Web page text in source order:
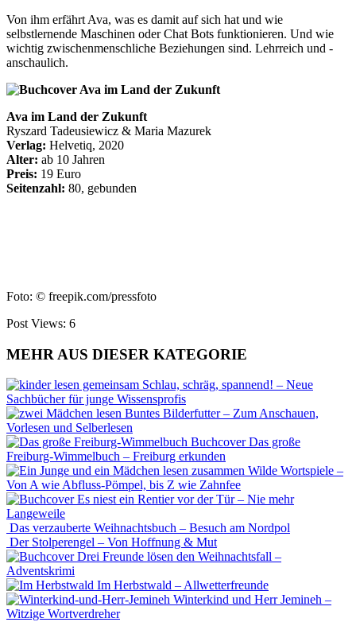
Von ihm erfährt Ava, was es ­damit auf sich hat und wie
selbstlernende Maschinen oder Chat Bots funktionieren. Und wie
wichtig zwischen­menschliche Beziehungen sind. Lehrreich und ­
anschaulich.
Ava im Land der Zukunft
Ryszard Tadeusiewicz & Maria Mazurek
Verlag: Helvetiq, 2020
Alter: ab 10 Jahren
Preis: 19 Euro
Seitenzahl: 80, gebunden
Foto: © freepik.com/pressfoto
Post Views: 6
MEHR AUS DIESER KATEGORIE
Schlau, schräg, spannend! – Neue
Sachbücher für junge Wissensprofis
Buntes Bilderfutter – Zum Anschauen,
Vorlesen und Selberlesen
Das große
Freiburg-Wimmelbuch – Freiburg erkunden
Wilde Wortspiele –
Von A wie Abfluss-Pömpel, bis Z wie Zahnfee
Es niest ein Rentier vor der Tür – Nie mehr
Langeweile
Das verzauberte Weihnachtsbuch – Besuch am Nordpol
Der Stolperengel – Von Hoffnung & Mut
Drei Freunde lösen den Weihnachtsfall –
Adventskrimi
Im Herbstwald – Allwetterfreunde
Winterkind und Herr Jemineh –
Witzige Wortverdreher